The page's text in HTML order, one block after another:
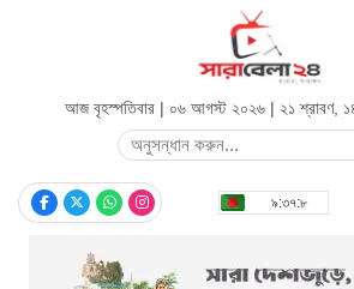
জাতীয়
রাজনীতি
আজ বৃহস্পতিবার | ০৬ আগস্ট ২০২৬ | ২১ শ্রাবণ,
৯:৩৭:৮